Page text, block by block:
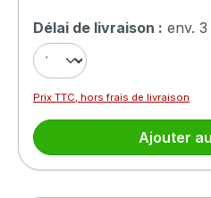
Délai de livraison : env.
Prix TTC, hors frais de livraison
Ajouter